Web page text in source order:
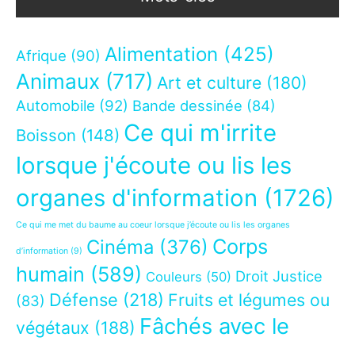
Afrique (90) Alimentation (425)
Animaux (717) Art et culture (180)
Automobile (92) Bande dessinée (84)
Boisson (148) Ce qui m'irrite
lorsque j'écoute ou lis les
organes d'information (1726)
Ce qui me met du baume au coeur lorsque j’écoute ou lis les organes
d’information (9) Cinéma (376) Corps
humain (589) Couleurs (50) Droit Justice
(83) Défense (218) Fruits et légumes ou
végétaux (188) Fâchés avec le